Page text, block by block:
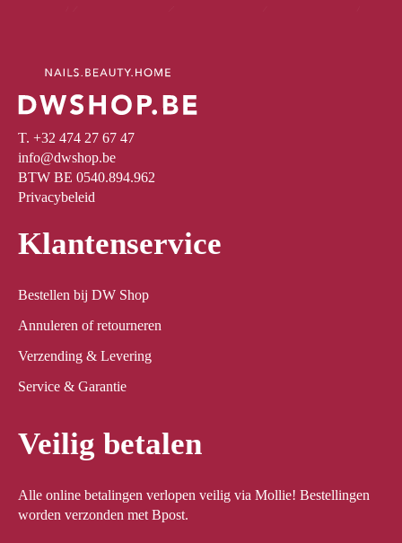
T. +32 474 27 67 47
info@dwshop.be
BTW BE 0540.894.962
Privacybeleid
Klantenservice
Bestellen bij DW Shop
Annuleren of retourneren
Verzending & Levering
Service & Garantie
Veilig betalen
Alle online betalingen verlopen veilig via Mollie! Bestellingen
worden verzonden met Bpost.